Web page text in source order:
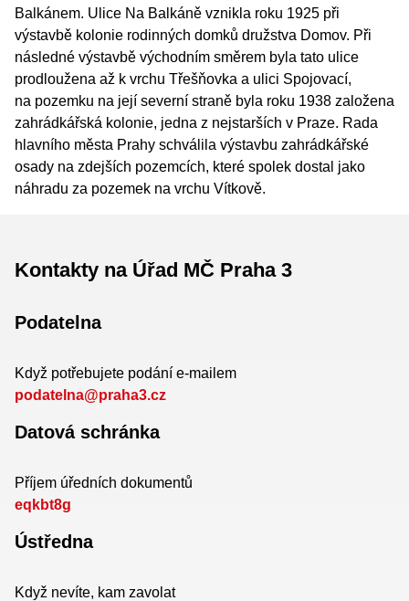
Balkánem. Ulice Na Balkáně vznikla roku 1925 při
výstavbě kolonie rodinných domků družstva Domov. Při
následné výstavbě východním směrem byla tato ulice
prodloužena až k vrchu Třešňovka a ulici Spojovací,
na pozemku na její severní straně byla roku 1938 založena
zahrádkářská kolonie, jedna z nejstarších v Praze. Rada
hlavního města Prahy schválila výstavbu zahrádkářské
osady na zdejších pozemcích, které spolek dostal jako
náhradu za pozemek na vrchu Vítkově.
Kontakty na Úřad MČ Praha 3
Podatelna
Když potřebujete podání e-mailem
podatelna@praha3.cz
Datová schránka
Příjem úředních dokumentů
eqkbt8g
Ústředna
Když nevíte, kam zavolat